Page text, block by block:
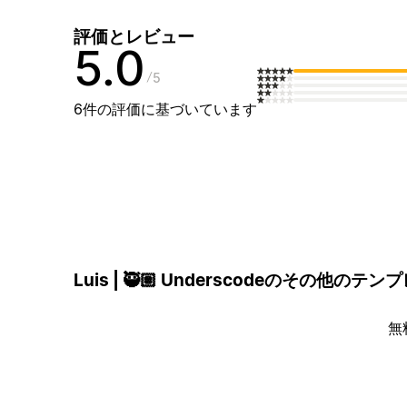
評価とレビュー
5.0 5
6件の評価に基づいています
Luis | 🥷🏽 Underscodeのその他のテンプ
無